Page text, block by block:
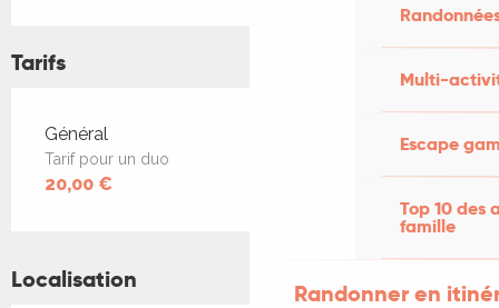
Multi-
Escape
Top 10 des
famille
Randonner en
Tarifs
Tarifs 2026
Général
Tarif pour un duo
20,00 €
Localisation